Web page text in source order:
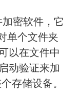
密软件，它
单个文件夹
以在文件中
动验证来加
存储设备。